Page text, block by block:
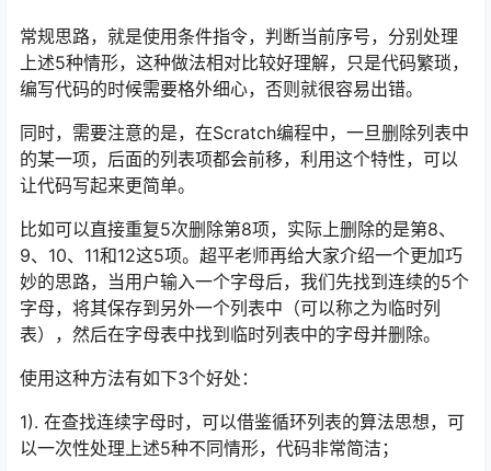
常规思路，就是使用条件指令，判断当前序号，分别处理
上述5种情形，这种做法相对比较好理解，只是代码繁琐，
编写代码的时候需要格外细心，否则就很容易出错。
同时，需要注意的是，在Scratch编程中，一旦删除列表中
的某一项，后面的列表项都会前移，利用这个特性，可以
让代码写起来更简单。
比如可以直接重复5次删除第8项，实际上删除的是第8、
9、10、11和12这5项。超平老师再给大家介绍一个更加巧
妙的思路，当用户输入一个字母后，我们先找到连续的5个
字母，将其保存到另外一个列表中（可以称之为临时列
表），然后在字母表中找到临时列表中的字母并删除。
使用这种方法有如下3个好处：
1). 在查找连续字母时，可以借鉴循环列表的算法思想，可
以一次性处理上述5种不同情形，代码非常简洁；